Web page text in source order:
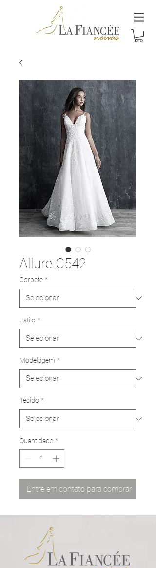
Allure C542
Corpete *
Estilo *
Modelagem *
Tecido *
Quantidade *
Entre em contato para comprar